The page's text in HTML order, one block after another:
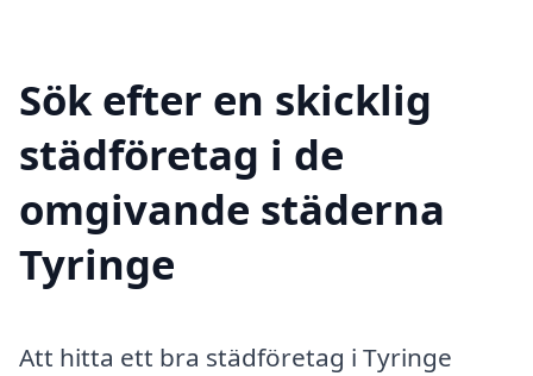
Sök efter en skicklig
städföretag i de
omgivande städerna
Tyringe
Att hitta ett bra städföretag i Tyringe